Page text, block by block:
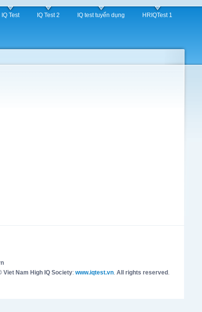
IQ Test IQ Test 2 IQ test tuyển dụng HRIQTest 1
Viet Nam High IQ Society: www.iqtest.vn. All rights reserved .